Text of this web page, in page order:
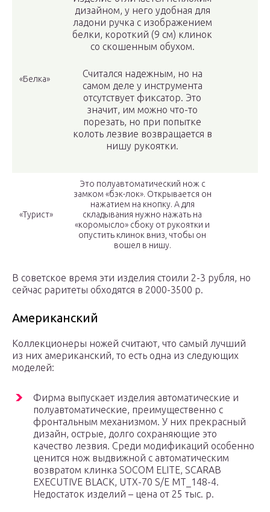
«Белка»
дизайном, у него удобная для
ладони ручка с изображением
белки, короткий (9 см) клинок
со скошенным обухом.
Считался надежным, но на
самом деле у инструмента
отсутствует фиксатор. Это
значит, им можно что-то
порезать, но при попытке
колоть лезвие возвращается в
нишу рукоятки.
«Турист»
Это полуавтоматический нож с
замком «бэк-лок». Открывается он
нажатием на кнопку. А для
складывания нужно нажать на
«коромысло» сбоку от рукоятки и
опустить клинок вниз, чтобы он
вошел в нишу.
В советское время эти изделия стоили 2-3 рубля, но
сейчас раритеты обходятся в 2000-3500 р.
Американский
Коллекционеры ножей считают, что самый лучший
из них американский, то есть одна из следующих
моделей:
Фирма выпускает изделия автоматические и
полуавтоматические, преимущественно с
фронтальным механизмом. У них прекрасный
дизайн, острые, долго сохраняющие это
качество лезвия. Среди модификаций особенно
ценится нож выдвижной с автоматическим
возвратом клинка SOCOM ELITE, SCARAB
EXECUTIVE BLACK, UTX-70 S/E MT_148-4.
Недостаток изделий – цена от 25 тыс. р.